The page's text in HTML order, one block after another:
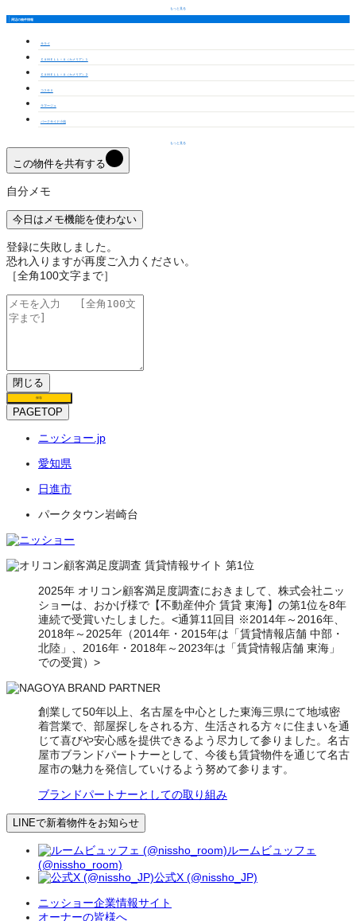
もっと見る
周辺の物件情報
サライ
ＣＡＭＥＬＬｉＡ（カメリア）１
ＣＡＭＥＬＬｉＡ（カメリア）２
コスモⅡ
ラマージュ
パークサイド小池
もっと見る
この物件を共有する
自分メモ
今日はメモ機能を使わない
登録に失敗しました。
恐れ入りますが再度ご入力ください。
［全角100文字まで］
閉じる
保存
PAGETOP
ニッショー.jp
愛知県
日進市
パークタウン岩崎台
2025年 オリコン顧客満足度調査におきまして、株式会社ニッ
ショーは、おかげ様で【不動産仲介 賃貸 東海】の第1位を8年
連続で受賞いたしました。<通算11回目 ※2014年～2016年、
2018年～2025年（2014年・2015年は「賃貸情報店舗 中部・
北陸」、2016年・2018年～2023年は「賃貸情報店舗 東海」
での受賞）>
創業して50年以上、名古屋を中心とした東海三県にて地域密
着営業で、部屋探しをされる方、生活される方々に住まいを通
じて喜びや安心感を提供できるよう尽力して参りました。名古
屋市ブランドパートナーとして、今後も賃貸物件を通じて名古
屋市の魅力を発信していけるよう努めて参ります。
ブランドパートナーとしての取り組み
LINEで新着物件をお知らせ
ルームビュッフェ
(@nissho_room)
公式X (@nissho_JP)
ニッショー企業情報サイト
オーナーの皆様へ